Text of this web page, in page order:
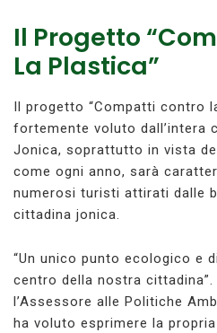
Il Progetto
La Plastica”
Il progetto “Compatti contro
fortemente voluto dall’intera
Jonica, soprattutto in vista
come ogni anno, sarà
numerosi turisti attirati dalle
cittadina jonica.
“Un unico punto ecologico e
centro della nostra
l’Assessore alle Politiche
ha voluto esprimere la